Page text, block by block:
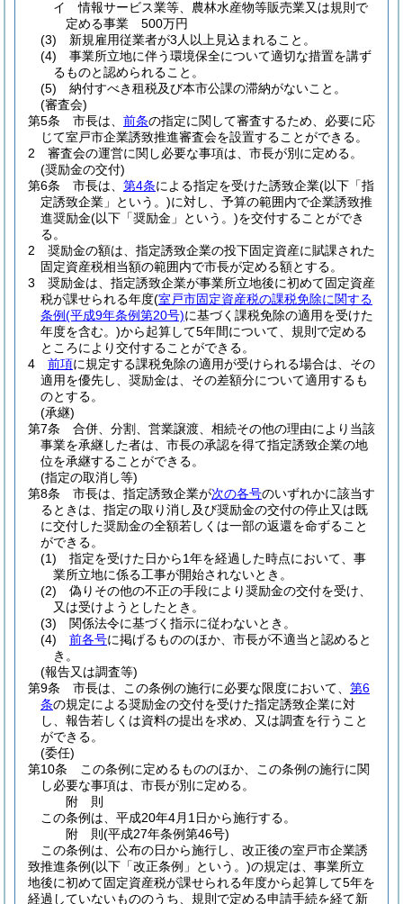
イ
情報サービス業等、農林水産物等販売業又は規則で
定める事業 500万円
(3)
新規雇用従業者が3人以上見込まれること。
(4)
事業所立地に伴う環境保全について適切な措置を講ず
るものと認められること。
(5)
納付すべき租税及び本市公課の滞納がないこと。
(審査会)
第5条
市長は、 前条の指定に関して審査するため、必要に応
じて室戸市企業誘致推進審査会を設置することができる。
2
審査会の運営に関し必要な事項は、市長が別に定める。
(奨励金の交付)
第6条
市長は、 第4条による指定を受けた誘致企業(以下「指
定誘致企業」という。)に対し、予算の範囲内で企業誘致推
進奨励金(以下「奨励金」という。)を交付することができ
る。
2
奨励金の額は、指定誘致企業の投下固定資産に賦課された
固定資産税相当額の範囲内で市長が定める額とする。
3
奨励金は、指定誘致企業が事業所立地後に初めて固定資産
税が課せられる年度(室戸市固定資産税の課税免除に関する
条例(平成9年条例第20号)に基づく課税免除の適用を受けた
年度を含む。)から起算して5年間について、規則で定める
ところにより交付することができる。
4
前項に規定する課税免除の適用が受けられる場合は、その
適用を優先し、奨励金は、その差額分について適用するも
のとする。
(承継)
第7条
合併、分割、営業譲渡、相続その他の理由により当該
事業を承継した者は、市長の承認を得て指定誘致企業の地
位を承継することができる。
(指定の取消し等)
第8条
市長は、指定誘致企業が次の各号のいずれかに該当す
るときは、指定の取り消し及び奨励金の交付の停止又は既
に交付した奨励金の全額若しくは一部の返還を命ずること
ができる。
(1)
指定を受けた日から1年を経過した時点において、事
業所立地に係る工事が開始されないとき。
(2)
偽りその他の不正の手段により奨励金の交付を受け、
又は受けようとしたとき。
(3)
関係法令に基づく指示に従わないとき。
(4)
前各号に掲げるもののほか、市長が不適当と認めると
き。
(報告又は調査等)
第9条
市長は、この条例の施行に必要な限度において、 第6
条の規定による奨励金の交付を受けた指定誘致企業に対
し、報告若しくは資料の提出を求め、又は調査を行うこと
ができる。
(委任)
第10条
この条例に定めるもののほか、この条例の施行に関
し必要な事項は、市長が別に定める。
附 則
この条例は、平成20年4月1日から施行する。
附 則(平成27年条例第46号)
この条例は、公布の日から施行し、改正後の室戸市企業誘
致推進条例(以下「改正条例」という。)の規定は、事業所立
地後に初めて固定資産税が課せられる年度から起算して5年を
経過していないもののうち、規則で定める申請手続を経て新